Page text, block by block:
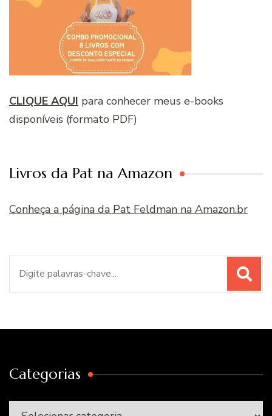
CLIQUE AQUI para conhecer meus e-books
disponíveis (formato PDF)
Livros da Pat na Amazon
Conheça a página da Pat Feldman na Amazon.br
Categorias
Categorias